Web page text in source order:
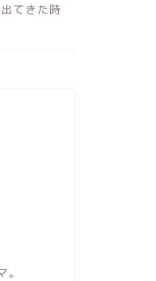
てきた時